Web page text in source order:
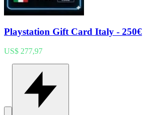
Playstation Gift Card Italy - 250€
US$ 277,97